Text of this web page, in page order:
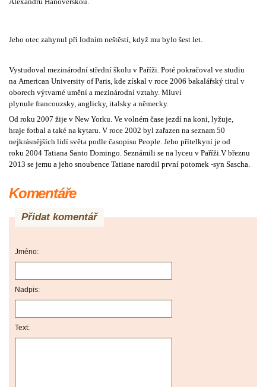
Jeho otec zahynul při lodním neštěstí, když mu bylo šest let.
Vystudoval mezinárodní střední školu v Paříži. Poté pokračoval ve studiu
na American University of Paris, kde získal v roce 2006 bakalářský titul v
oborech výtvarné umění a mezinárodní vztahy. Mluví
plynule francouzsky, anglicky, italsky a německy.
Od roku 2007 žije v New Yorku . Ve volném čase jezdí na koni lyžuje
hraje fotbal a také na kytaru . V roce 2002 byl zařazen na seznam 50
nejkrásnějších lidí světa podle časopisu People . Jeho přítelkyní je od
roku 2004 Tatiana Santo Domingo . Seznámili se na lyceu v Paříži .V březnu
2013 se jemu a jeho snoubence Tatiane narodil první potomek -syn Sascha.
Komentáře
Přidat komentář
Jméno:
Nadpis:
Text: